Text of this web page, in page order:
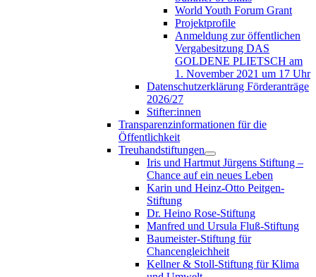
World Youth Forum Grant
Projektprofile
Anmeldung zur öffentlichen
Vergabesitzung DAS
GOLDENE PLIETSCH am
1. November 2021 um 17 Uhr
Datenschutzerklärung Förderanträge
2026/27
Stifter:innen
Transparenzinformationen für die
Öffentlichkeit
Treuhandstiftungen
Iris und Hartmut Jürgens Stiftung –
Chance auf ein neues Leben
Karin und Heinz-Otto Peitgen-
Stiftung
Dr. Heino Rose-Stiftung
Manfred und Ursula Fluß-Stiftung
Baumeister-Stiftung für
Chancengleichheit
Kellner & Stoll-Stiftung für Klima